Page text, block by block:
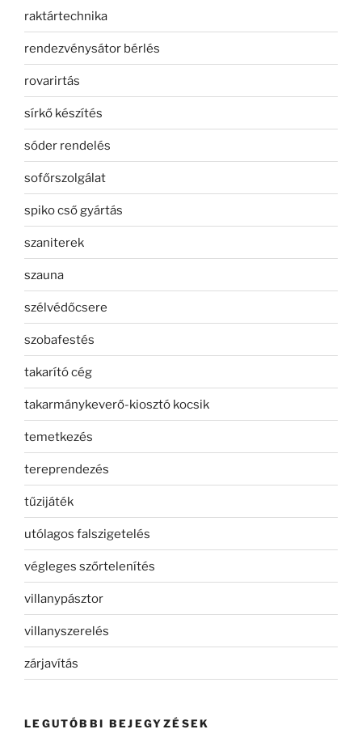
raktártechnika
rendezvénysátor bérlés
rovarirtás
sírkő készítés
sóder rendelés
sofőrszolgálat
spiko cső gyártás
szaniterek
szauna
szélvédőcsere
szobafestés
takarító cég
takarmánykeverő-kiosztó kocsik
temetkezés
tereprendezés
tűzijáték
utólagos falszigetelés
végleges szőrtelenítés
villanypásztor
villanyszerelés
zárjavítás
LEGUTÓBBI BEJEGYZÉSEK